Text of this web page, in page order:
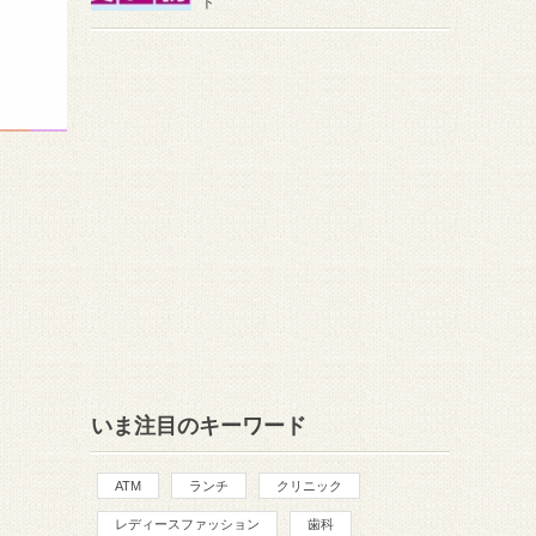
いま注目のキーワード
ATM ランチ クリニック
レディースファッション 歯科